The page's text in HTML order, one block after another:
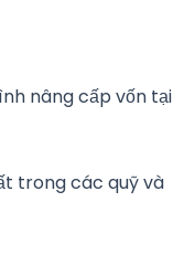
nâng cấp vốn tại
trong các quỹ và